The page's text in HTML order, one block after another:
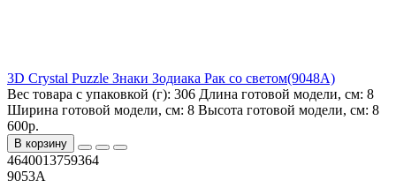
3D Crystal Puzzle Знаки Зодиака Рак со светом(9048A)
Вес товара с упаковкой (г): 306 Длина готовой модели, см: 8
Ширина готовой модели, см: 8 Высота готовой модели, см: 8
600р.
В корзину
4640013759364
9053A